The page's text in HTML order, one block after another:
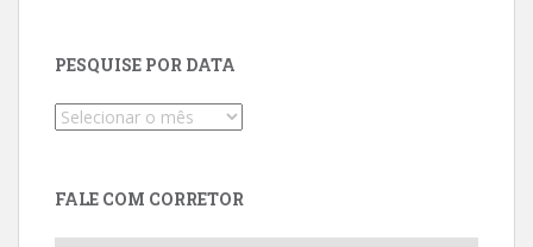
PESQUISE POR DATA
Pesquise
FALE COM CORRETOR